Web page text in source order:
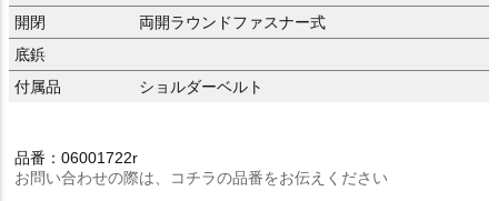
開閉
両開ラウンドファスナー式
底鋲
付属品
ショルダーベルト
品番：06001722r
お問い合わせの際は、コチラの品番をお伝えください